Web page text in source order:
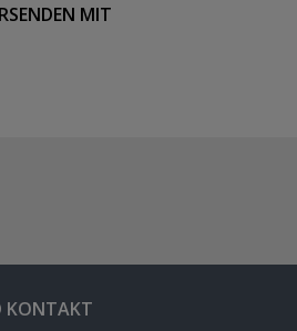
MIT
KONTAKT